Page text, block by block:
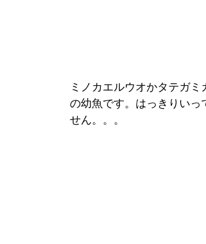
ミノカエルウオかタテガミ
の幼魚です。はっきりいっ
せん。。。